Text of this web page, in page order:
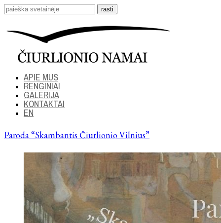
APIE MUS
RENGINIAI
GALERIJA
KONTAKTAI
EN
Paroda “Skambantis Čiurlionio Vilnius”